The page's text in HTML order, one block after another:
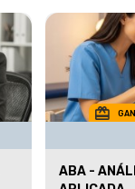
ABA -